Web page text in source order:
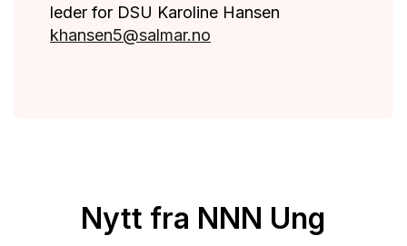
leder for DSU Karoline Hansen
khansen5@salmar.no
Nytt fra NNN Ung